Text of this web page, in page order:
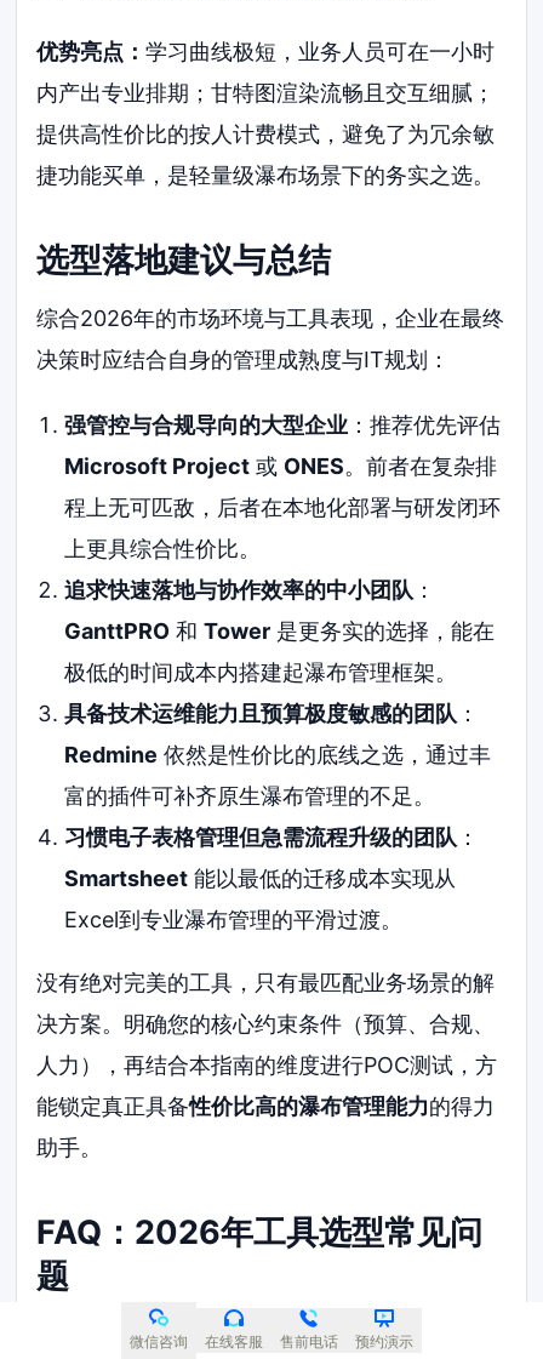
优势亮点：学习曲线极短，业务人员可在一小时
内产出专业排期；甘特图渲染流畅且交互细腻；
提供高性价比的按人计费模式，避免了为冗余敏
捷功能买单，是轻量级瀑布场景下的务实之选。
选型落地建议与总结
综合2026年的市场环境与工具表现，企业在最终
决策时应结合自身的管理成熟度与IT规划：
强管控与合规导向的大型企业：推荐优先评估
Microsoft Project或 ONES。前者在复杂排
程上无可匹敌，后者在本地化部署与研发闭环
上更具综合性价比。
追求快速落地与协作效率的中小团队 ：
GanttPRO和 Tower是更务实的选择，能在
极低的时间成本内搭建起瀑布管理框架。
具备技术运维能力且预算极度敏感的团队 ：
Redmine 依然是性价比的底线之选，通过丰
富的插件可补齐原生瀑布管理的不足。
习惯电子表格管理但急需流程升级的团队 ：
Smartsheet能以最低的迁移成本实现从
Excel到专业瀑布管理的平滑过渡。
没有绝对完美的工具，只有最匹配业务场景的解
决方案。明确您的核心约束条件（预算、合规、
人力），再结合本指南的维度进行POC测试，方
能锁定真正具备性价比高的瀑布管理能力的得力
助手。
FAQ：2026年工具选型常见问
题
2026年为什么瀑布管理模式依然被广泛
微信咨询 在线客服 售前电话 预约演示